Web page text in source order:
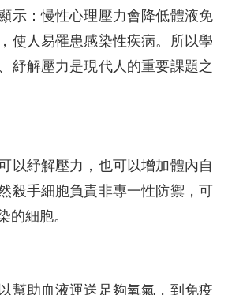
示：慢性心理壓力會降低體液免
使人易罹患感染性疾病。所以學
紓解壓力是現代人的重要課題之
以紓解壓力，也可以增加體內自
殺手細胞負責非專一性防禦，可
的細胞。
幫助血液運送足夠氧氣，到免疫